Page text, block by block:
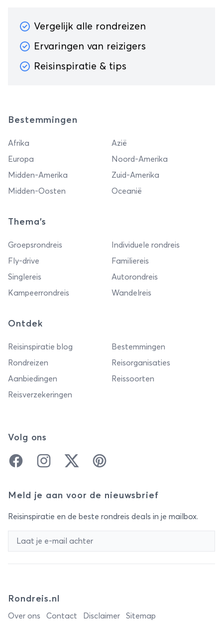
Vergelijk alle rondreizen
Ervaringen van reizigers
Reisinspiratie & tips
Bestemmingen
Afrika
Azië
Europa
Noord-Amerika
Midden-Amerika
Zuid-Amerika
Midden-Oosten
Oceanië
Thema's
Groepsrondreis
Individuele rondreis
Fly-drive
Familiereis
Singlereis
Autorondreis
Kampeerrondreis
Wandelreis
Ontdek
Reisinspiratie blog
Bestemmingen
Rondreizen
Reisorganisaties
Aanbiedingen
Reissoorten
Reisverzekeringen
Volg ons
FacebookInstagramTwitter Pinterest
Meld je aan voor de nieuwsbrief
Reisinspiratie en de beste rondreis deals in je mailbox.
Rondreis.nl
Over ons Contact Disclaimer Sitemap